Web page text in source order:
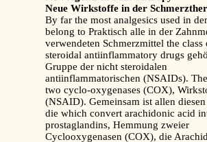
Neue Wirkstoffe in der
By far the most analgesics used in
belong to Praktisch alle in der
verwendeten Schmerzmittel the class
steroidal antiinflammatory drugs
Gruppe der nicht steroidalen
antiinflammatorischen (NSAIDs).
two cyclo-oxygenases (COX),
(NSAID). Gemeinsam ist allen diesen
die which convert arachidonic acid
prostaglandins, Hemmung zweier
Cyclooxygenasen (COX), die